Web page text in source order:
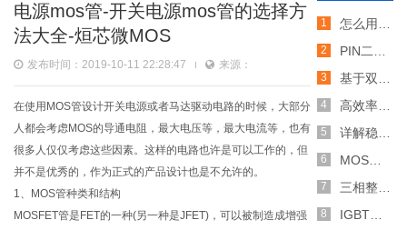
电源mos管-开关电源mos管的选择方
法大全-烜芯微MOS
发布时间：2019-10-11 22:28:47 来源：
在使用MOS管设计开关电源或者马达驱动电路的时候，大部分
人都会考虑MOS的导通电阻，最大电压等，最大电流等，也有
很多人仅仅考虑这些因素。这样的电路也许是可以工作的，但
并不是优秀的，作为正式的产品设计也是不允许的。
1、MOS管种类和结构
MOSFET管是FET的一种(另一种是JFET)，可以被制造成增强
怎么用TVS二极管提高电路的抗突波能力
PIN二极管的电导调制机制和应用介绍
基于双MOS管的防反灌电路工作原理介绍
高效率整流二极管的特性和应用介绍
详解稳压二极管的关键特性和应用原理
MOS管选型关键因素分析,怎么选择合适的参数
三相整流电路分析,半波整流与全波整流的工作原理
IGBT三相全桥整流电路工作原理介绍